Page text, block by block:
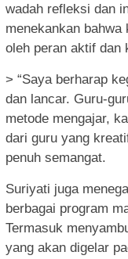
wadah refleksi dan
menekankan
oleh peran aktif dan
> “Saya berharap
dan lancar. Guru-
metode mengajar,
dari guru yang
penuh semangat.
Suriyati juga
berbagai program
Termasuk
yang akan digelar